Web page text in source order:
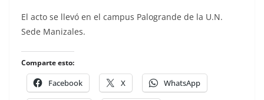
El acto se llevó en el campus Palogrande de la U.N.
Sede Manizales.
Comparte esto:
Facebook X WhatsApp